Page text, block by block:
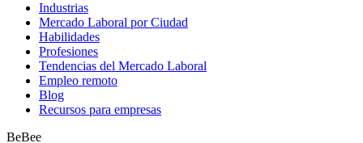
Industrias
Mercado Laboral por Ciudad
Habilidades
Profesiones
Tendencias del Mercado Laboral
Empleo remoto
Blog
Recursos para empresas
BeBee